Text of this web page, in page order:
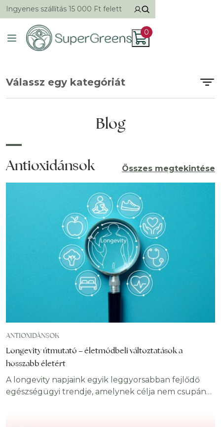
Ingyenes szállítás 15 000 Ft felett
0
Válassz egy kategóriát
Blog
Antioxidánsok Összes megtekintése
ANTIOXIDÁNSOK
Longevity útmutató – életmódbeli változtatások a
hosszabb életért
A longevity napjaink egyik leggyorsabban fejlődő
egészségügyi trendje, amelynek célja nem csupán